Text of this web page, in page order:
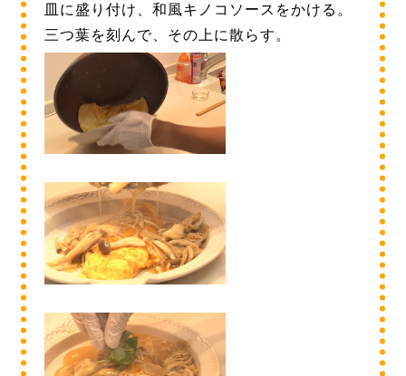
皿に盛り付け、和風キノコソースをかける。
三つ葉を刻んで、その上に散らす。